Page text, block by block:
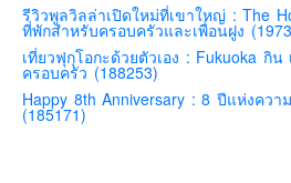
คิวชู – ฟุกุโอกะ ซางะ เปปปุ ยุฟุอิน
ฟูจิ
ฮอกไกโด
เอเชีย
รีวิวพูลวิลล่าเปิดใหม่ที่เขาใหญ่ : The
ที่พักสำหรับครอบครัวและเพื่อนฝูง
เที่ยวฟุกุโอกะด้วยตัวเอง : Fukuoka กิ
ครอบครัว (188253)
Happy 8th Anniversary : 8 ปีแห่งคว
(185171)